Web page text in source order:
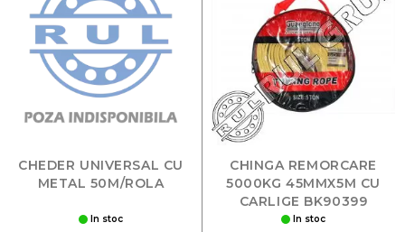
CHEDER UNIVERSAL CU
METAL 50M/ROLA
In stoc
CHINGA REMORCARE
5000KG 45MMX5M CU
CARLIGE BK90399
In stoc